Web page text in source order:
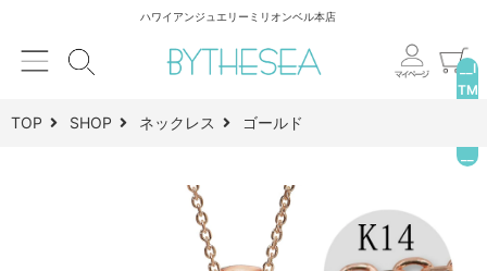
ハワイアンジュエリーミリオンベル本店
__I
TM
TOP SHOP ネックレス ゴールド